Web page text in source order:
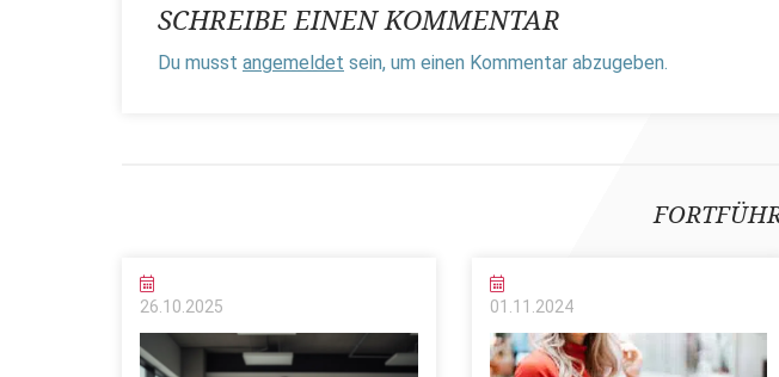
SCHREIBE EINEN KOMMENTAR
Du musst angemeldet sein, um einen Kommentar abzugeben.
26.10.2025 01.11.2024